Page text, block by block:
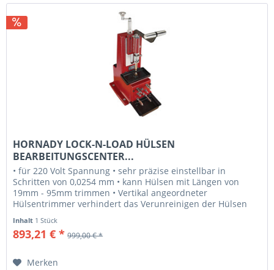
HORNADY LOCK-N-LOAD HÜLSEN
BEARBEITUNGSCENTER...
• für 220 Volt Spannung • sehr präzise einstellbar in
Schritten von 0,0254 mm • kann Hülsen mit Längen von
19mm - 95mm trimmen • Vertikal angeordneter
Hülsentrimmer verhindert das Verunreinigen der Hülsen
Inhalt 1 Stück
893,21 € * 999,00 € *
Merken